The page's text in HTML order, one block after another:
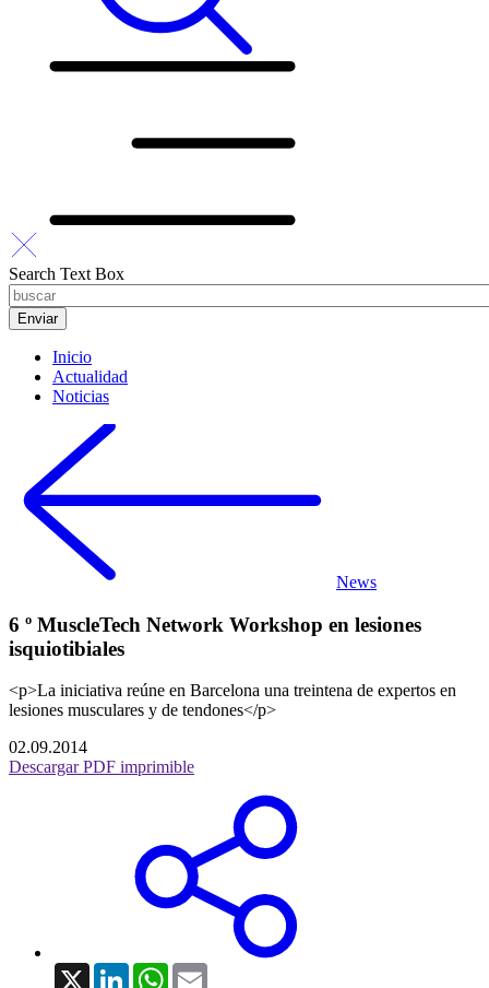
Search Text Box
Inicio
Actualidad
Noticias
News
6 º MuscleTech Network Workshop en lesiones
isquiotibiales
<p>La iniciativa reúne en Barcelona una treintena de expertos en
lesiones musculares y de tendones</p>
02.09.2014
Descargar PDF imprimible
X LinkedInWhatsApp